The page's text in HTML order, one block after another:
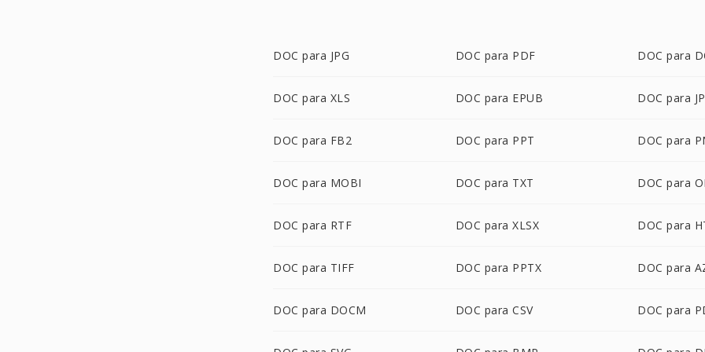
DOC para JPG DOC para PDF DOC para
DOC para XLS DOC para EPUB DOC para
DOC para FB2 DOC para PPT DOC para
DOC para MOBI DOC para TXT DOC para
DOC para RTF DOC para XLSX DOC para
DOC para TIFF DOC para PPTX DOC para
DOC para DOCM DOC para CSV DOC para